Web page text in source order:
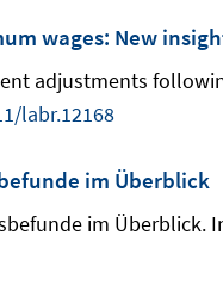
wages: New
adjustments
labr.12168
im Überblick
im Überblick.